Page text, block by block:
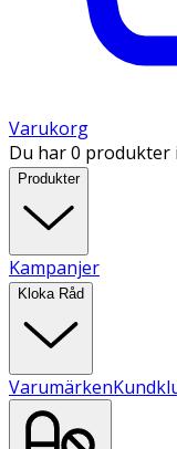
Varukorg
Du har 0 produkter
Produkter
Kampanjer
Kloka Råd
Varumärken